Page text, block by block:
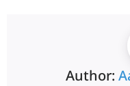
Author: